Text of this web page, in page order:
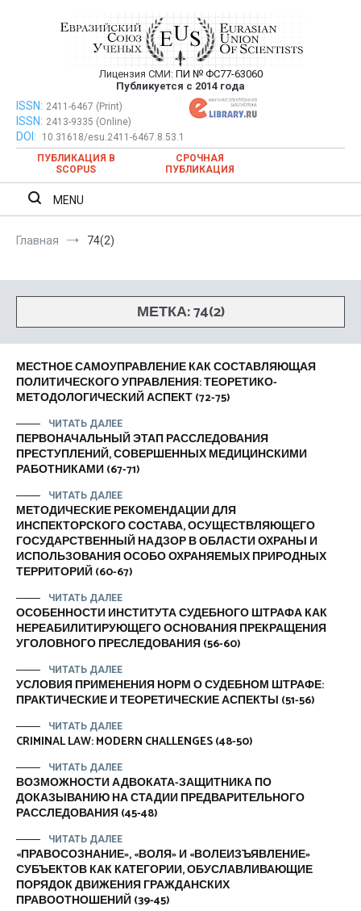
Евразийский Союз Ученых —
публикация научных статей в
ежемесячном научном журнале
Лицензия СМИ: ПИ № ФС77-63060
Публикуется с 2014 года
Евразийский Союз Ученых — публикация научных статей в
ежемесячном научном журнале
ISSN: 2411-6467 (Print)
ISSN: 2413-9335 (Online)
DOI:
10.31618/esu.2411-6467.8.53.1
ПУБЛИКАЦИЯ В
SCOPUS
СРОЧНАЯ
ПУБЛИКАЦИЯ
MENU
Главная 74(2)
МЕТКА:74(2)
МЕСТНОЕ САМОУПРАВЛЕНИЕ КАК СОСТАВЛЯЮЩАЯ
ПОЛИТИЧЕСКОГО УПРАВЛЕНИЯ: ТЕОРЕТИКО-
МЕТОДОЛОГИЧЕСКИЙ АСПЕКТ (72-75)
ЧИТАТЬ ДАЛЕЕ
ПЕРВОНАЧАЛЬНЫЙ ЭТАП РАССЛЕДОВАНИЯ
ПРЕСТУПЛЕНИЙ, СОВЕРШЕННЫХ МЕДИЦИНСКИМИ
РАБОТНИКАМИ (67-71)
ЧИТАТЬ ДАЛЕЕ
МЕТОДИЧЕСКИЕ РЕКОМЕНДАЦИИ ДЛЯ
ИНСПЕКТОРСКОГО СОСТАВА, ОСУЩЕСТВЛЯЮЩЕГО
ГОСУДАРСТВЕННЫЙ НАДЗОР В ОБЛАСТИ ОХРАНЫ И
ИСПОЛЬЗОВАНИЯ ОСОБО ОХРАНЯЕМЫХ ПРИРОДНЫХ
ТЕРРИТОРИЙ (60-67)
ЧИТАТЬ ДАЛЕЕ
ОСОБЕННОСТИ ИНСТИТУТА СУДЕБНОГО ШТРАФА КАК
НЕРЕАБИЛИТИРУЮЩЕГО ОСНОВАНИЯ ПРЕКРАЩЕНИЯ
УГОЛОВНОГО ПРЕСЛЕДОВАНИЯ (56-60)
ЧИТАТЬ ДАЛЕЕ
УСЛОВИЯ ПРИМЕНЕНИЯ НОРМ О СУДЕБНОМ ШТРАФЕ:
ПРАКТИЧЕСКИЕ И ТЕОРЕТИЧЕСКИЕ АСПЕКТЫ (51-56)
ЧИТАТЬ ДАЛЕЕ
CRIMINAL LAW: MODERN CHALLENGES (48-50)
ЧИТАТЬ ДАЛЕЕ
ВОЗМОЖНОСТИ АДВОКАТА-ЗАЩИТНИКА ПО
ДОКАЗЫВАНИЮ НА СТАДИИ ПРЕДВАРИТЕЛЬНОГО
РАССЛЕДОВАНИЯ (45-48)
ЧИТАТЬ ДАЛЕЕ
«ПРАВОСОЗНАНИЕ», «ВОЛЯ» И «ВОЛЕИЗЪЯВЛЕНИЕ»
СУБЪЕКТОВ КАК КАТЕГОРИИ, ОБУСЛАВЛИВАЮЩИЕ
ПОРЯДОК ДВИЖЕНИЯ ГРАЖДАНСКИХ
ПРАВООТНОШЕНИЙ (39-45)